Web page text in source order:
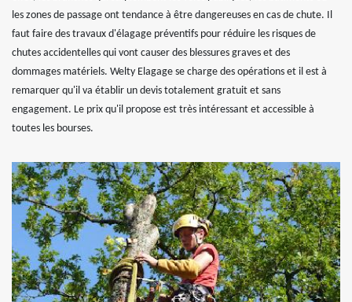
les zones de passage ont tendance à être dangereuses en cas de chute. Il
faut faire des travaux d'élagage préventifs pour réduire les risques de
chutes accidentelles qui vont causer des blessures graves et des
dommages matériels. Welty Elagage se charge des opérations et il est à
remarquer qu'il va établir un devis totalement gratuit et sans
engagement. Le prix qu'il propose est très intéressant et accessible à
toutes les bourses.